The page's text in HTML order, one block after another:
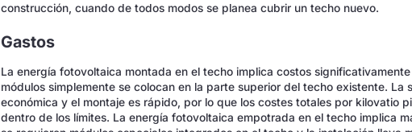
construcción, cuando de todos modos se planea cubrir un techo nuevo.
Gastos
La energía fotovoltaica montada en el techo implica costos
módulos simplemente se colocan en la parte superior del techo existente. La
económica y el montaje es rápido, por lo que los costes totales por kilovatio
dentro de los límites. La energía fotovoltaica empotrada en el techo implica